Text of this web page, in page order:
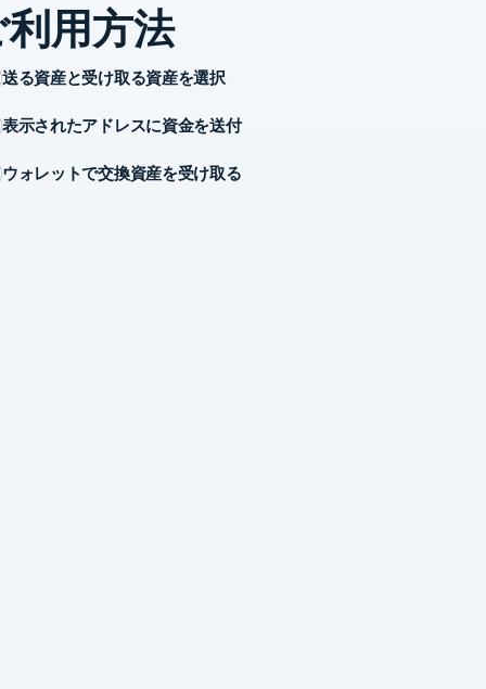
用方法
送る資産と受け取る資産を選択
表示されたアドレスに資金を送付
ウォレットで交換資産を受け取る